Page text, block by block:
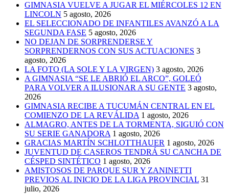
GIMNASIA VUELVE A JUGAR EL MIÉRCOLES 12 EN
LINCOLN 5 agosto, 2026
EL SELECCIONADO DE INFANTILES AVANZÓ A LA
SEGUNDA FASE 5 agosto, 2026
NO DEJAN DE SORPRENDERSE Y
SORPRENDERNOS CON SUS ACTUACIONES 3
agosto, 2026
LA FOTO (LA SOLE Y LA VIRGEN) 3 agosto, 2026
A GIMNASIA “SE LE ABRIÓ EL ARCO”, GOLEÓ
PARA VOLVER A ILUSIONAR A SU GENTE 3 agosto,
2026
GIMNASIA RECIBE A TUCUMÁN CENTRAL EN EL
COMIENZO DE LA REVÁLIDA 1 agosto, 2026
ALMAGRO, ANTES DE LA TORMENTA, SIGUIÓ CON
SU SERIE GANADORA 1 agosto, 2026
GRACIAS MARTÍN SCHLOTTHAUER 1 agosto, 2026
JUVENTUD DE CASEROS TENDRÁ SU CANCHA DE
CÉSPED SINTÉTICO 1 agosto, 2026
AMISTOSOS DE PARQUE SUR Y ZANINETTI
PREVIOS AL INICIO DE LA LIGA PROVINCIAL 31
julio, 2026